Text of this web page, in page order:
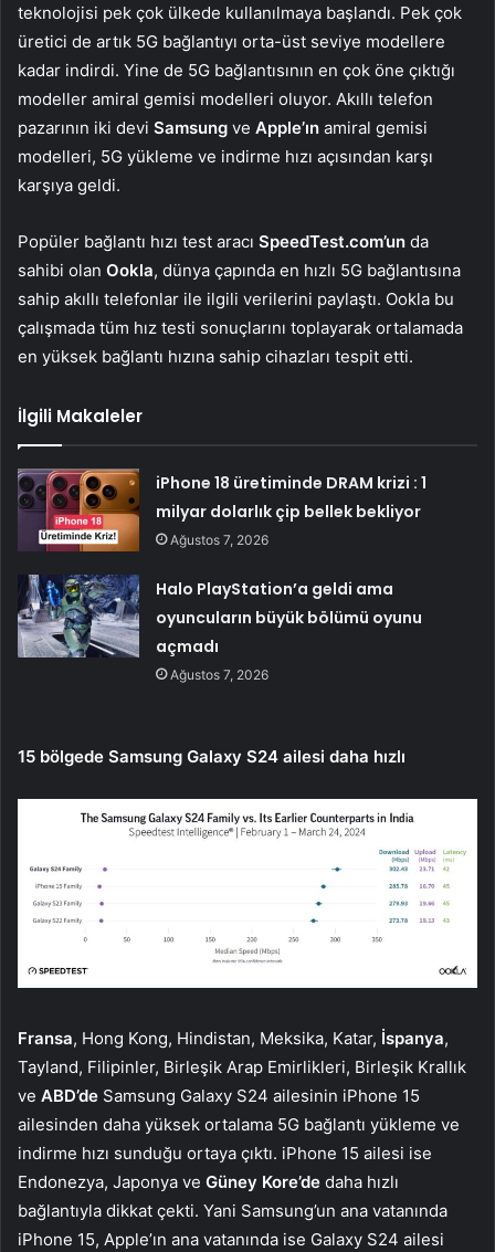
teknolojisi pek çok ülkede kullanılmaya başlandı. Pek çok
üretici de artık 5G bağlantıyı orta-üst seviye modellere
kadar indirdi. Yine de 5G bağlantısının en çok öne çıktığı
modeller amiral gemisi modelleri oluyor. Akıllı telefon
pazarının iki devi Samsung ve Apple’ın amiral gemisi
modelleri, 5G yükleme ve indirme hızı açısından karşı
karşıya geldi.
Popüler bağlantı hızı test aracı SpeedTest.com’un da
sahibi olan Ookla, dünya çapında en hızlı 5G bağlantısına
sahip akıllı telefonlar ile ilgili verilerini paylaştı. Ookla bu
çalışmada tüm hız testi sonuçlarını toplayarak ortalamada
en yüksek bağlantı hızına sahip cihazları tespit etti.
İlgili Makaleler
iPhone 18 üretiminde DRAM krizi : 1
milyar dolarlık çip bellek bekliyor
Ağustos 7, 2026
Halo PlayStation’a geldi ama
oyuncuların büyük bölümü oyunu
açmadı
Ağustos 7, 2026
15 bölgede Samsung Galaxy S24 ailesi daha hızlı
Fransa, Hong Kong, Hindistan, Meksika, Katar, İspanya,
Tayland, Filipinler, Birleşik Arap Emirlikleri, Birleşik Krallık
ve ABD’de Samsung Galaxy S24 ailesinin iPhone 15
ailesinden daha yüksek ortalama 5G bağlantı yükleme ve
indirme hızı sunduğu ortaya çıktı. iPhone 15 ailesi ise
Endonezya, Japonya ve Güney Kore’de daha hızlı
bağlantıyla dikkat çekti. Yani Samsung’un ana vatanında
iPhone 15, Apple’ın ana vatanında ise Galaxy S24 ailesi